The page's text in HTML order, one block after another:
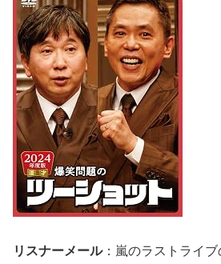
リスナーメール：嵐のラストライ